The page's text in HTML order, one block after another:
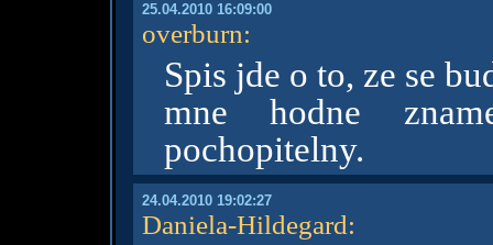
25.04.2010 16:09:00
overburn:
Spis jde o to, ze se
mne hodne
pochopitelny.
24.04.2010 19:02:27
Daniela-Hildegard: